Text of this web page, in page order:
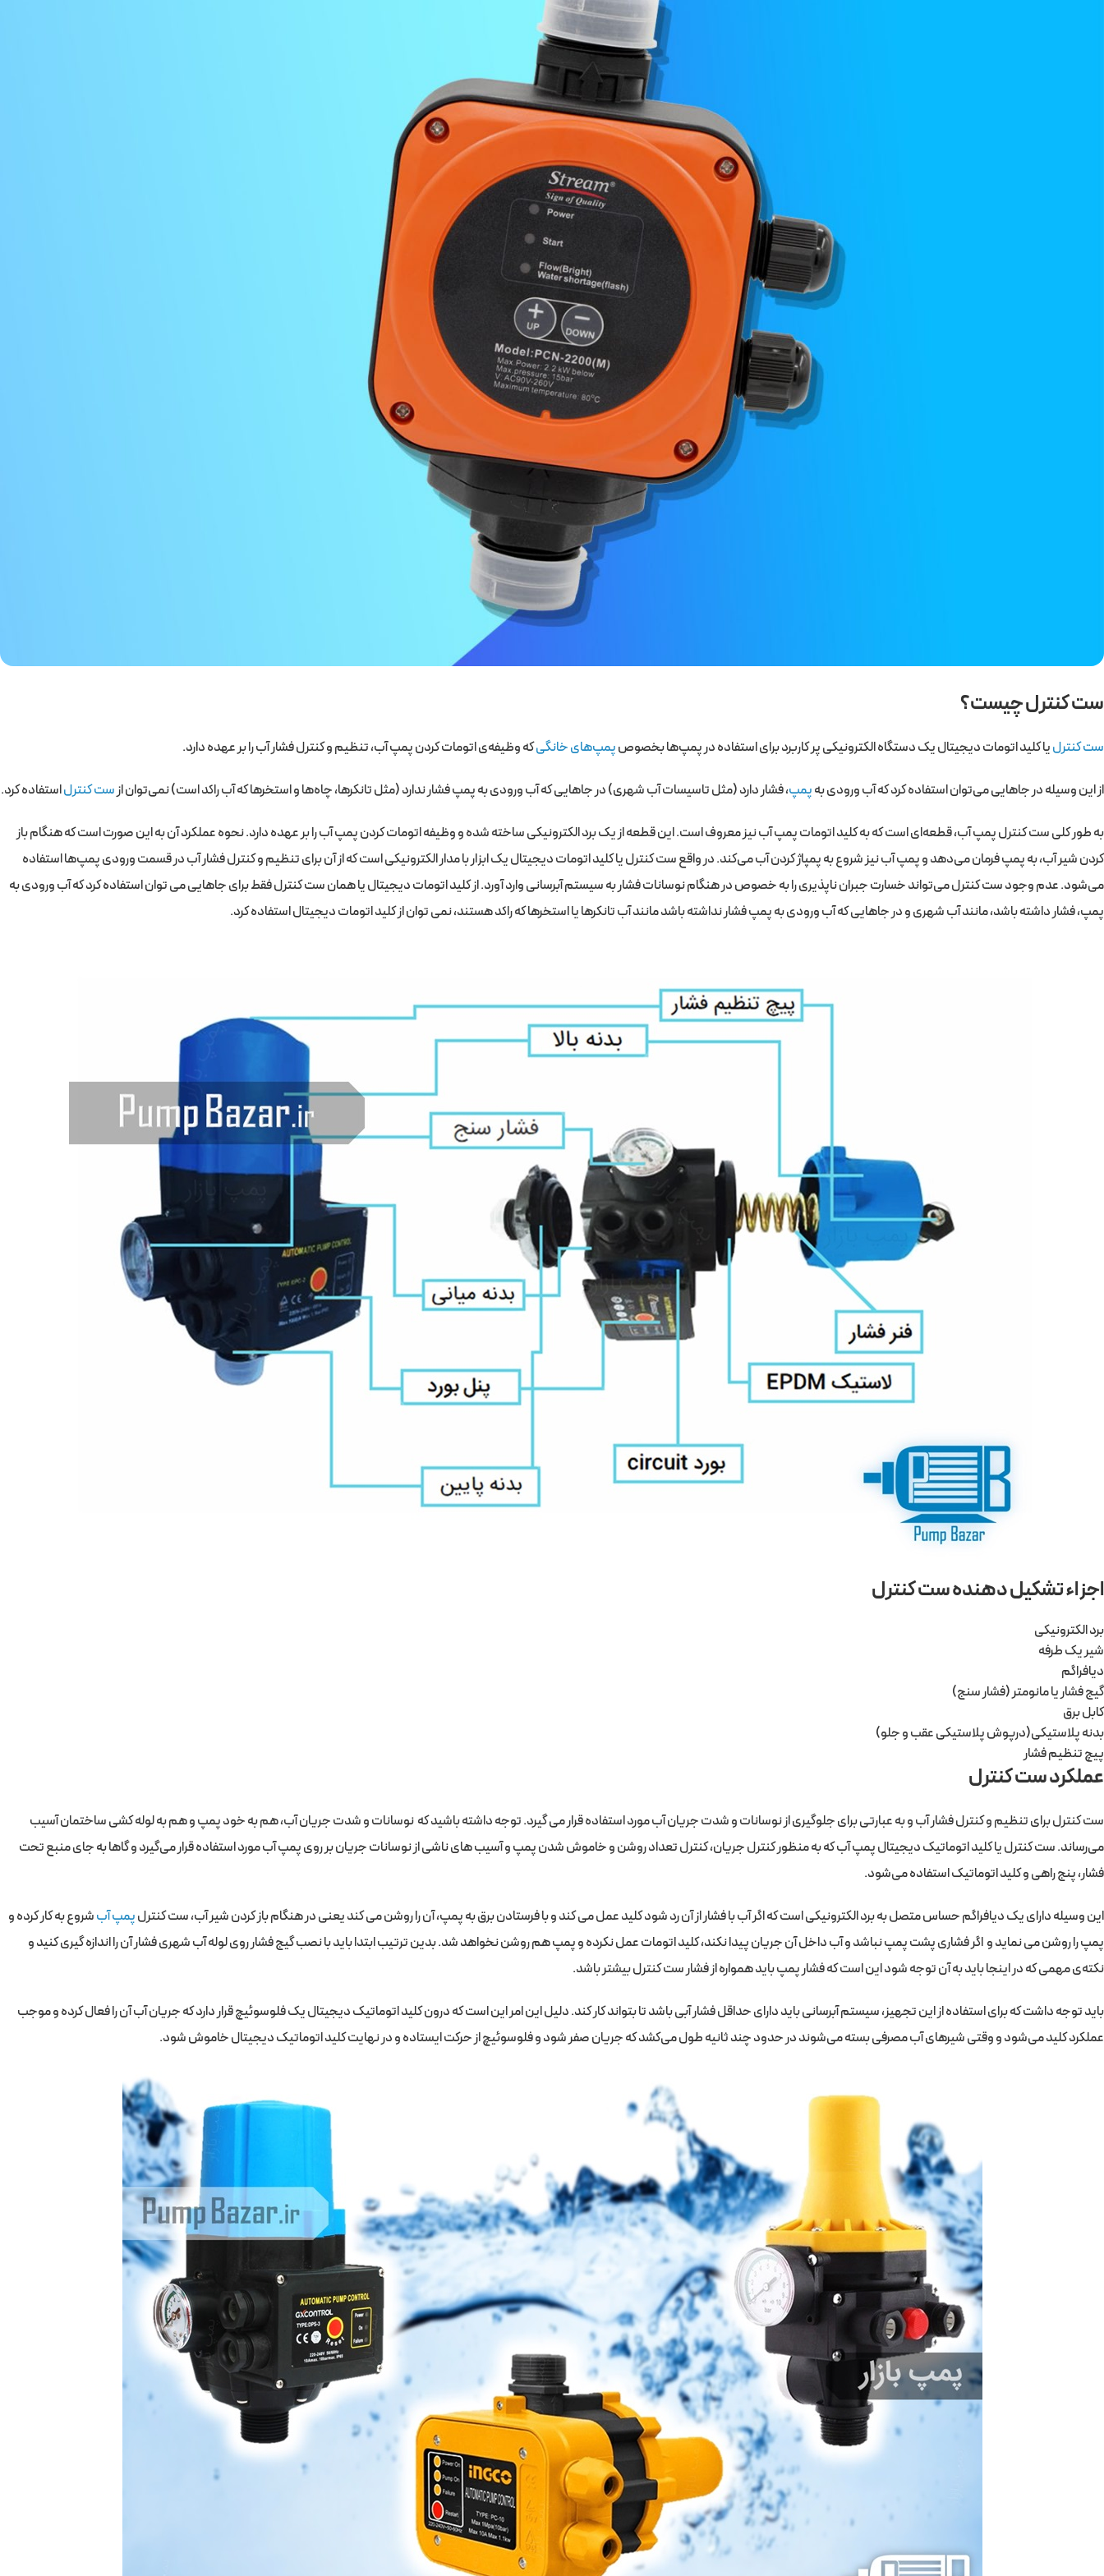
ست کنترل چیست؟
ست کنترلیا کلید اتومات دیجیتال یک دستگاه الکترونیکی پر کاربرد برای استفاده در پمپ‌ها بخصوصپمپ‌های خانگیکه وظیفه‌ی اتومات کردن پمپ آب، تنظیم و کنترل فشار آب را بر عهده دارد.
از این وسیله در جاهایی می‌توان استفاده کرد که آب ورودی بهپمپ، فشار دارد (مثل تاسیسات آب شهری) در جاهایی که آب ورودی به پمپ فشار ندارد (مثل تانکرها، چاه‌ها و استخرها که آب راکد است) نمی‌توان ازست کنترلاستفاده کرد.
به طور کلی ست کنترل پمپ آب، قطعه‌ای است که به کلید اتومات پمپ آب نیز معروف است. این قطعه از یک برد الکترونیکی ساخته شده و وظیفه اتومات کردن پمپ آب را بر عهده دارد. نحوه عملکرد آن به این صورت است که هنگام باز
کردن شیر آب، به پمپ فرمان می‌دهد و پمپ آب نیز شروع به پمپاژ کردن آب می‌کند. در واقع ست کنترل یا کلید اتومات دیجیتال یک ابزار با مدار الکترونیکی است که از آن برای تنظیم و کنترل فشار آب در قسمت ورودی پمپ‌ها استفاده
می‌شود. عدم وجود ست کنترل می‌تواند خسارت جبران ناپذیری را به خصوص در هنگام نوسانات فشار به سیستم آبرسانی وارد آورد. از کلید اتومات دیجیتال یا همان ست کنترل فقط برای جاهایی می توان استفاده کرد که آب ورودی به
پمپ، فشار داشته باشد، مانند آب شهری و در جاهایی که آب ورودی به پمپ فشار نداشته باشد مانند آب تانکرها یا استخرها که راکد هستند، نمی توان از کلید اتومات دیجیتال استفاده کرد.
اجزاء تشکیل دهنده ست کنترل
برد الکترونیکی
شیر یک طرفه
دیافراگم
گیج فشار یا مانومتر (فشار سنج)
کابل برق
بدنه پلاستیکی(درپوش پلاستیکی عقب و جلو)
پیچ تنظیم فشار
عملکرد ست کنترل
ست کنترل برای تنظیم و کنترل فشار آب و به عبارتی برای جلوگیری از نوسانات و شدت جریان آب مورد استفاده قرار می گیرد. توجه داشته باشید که نوسانات و شدت جریان آب، هم به خود پمپ و هم به لوله کشی ساختمان آسیب
می‌رساند. ست کنترل یا کلید اتوماتیک دیجیتال پمپ آب که به منظور کنترل جریان، کنترل تعداد روشن و خاموش شدن پمپ و آسیب های ناشی از نوسانات جریان بر روی پمپ آب مورد استفاده قرار می‌گیرد و گاها به جای منبع تحت
فشار، پنج راهی و کلید اتوماتیک استفاده می‌شود.
این وسیله دارای یک دیافراگم حساس متصل به برد الکترونیکی است که اگر آب با فشار از آن رد شود کلید عمل می کند و با فرستادن برق به پمپ، آن را روشن می کند یعنی در هنگام باز کردن شیر آب، ست کنترلپمپ آبشروع به کار کرده و
پمپ را روشن می نماید و اگر فشاری پشت پمپ نباشد و آب داخل آن جریان پیدا نکند، کلید اتومات عمل نکرده و پمپ هم روشن نخواهد شد. بدین ترتیب ابتدا باید با نصب گیج فشار روی لوله آب شهری فشار آن را اندازه گیری کنید و
نکته‌ی مهمی که در اینجا باید به آن توجه شود این است که فشار پمپ باید همواره از فشار ست کنترل بیشتر باشد.
باید توجه داشت که برای استفاده از این تجهیز، سیستم آبرسانی باید دارای حداقل فشار آبی باشد تا بتواند کار کند. دلیل این امر این است که درون کلید اتوماتیک دیجیتال یک فلوسوئیچ قرار دارد که جریان آب آن را فعال کرده و موجب
عملکرد کلید می‌شود و وقتی شیرهای آب مصرفی بسته می‌شوند در حدود چند ثانیه طول می‌کشد که جریان صفر شود و فلوسوئیچ از حرکت ایستاده و در نهایت کلید اتوماتیک دیجیتال خاموش شود.